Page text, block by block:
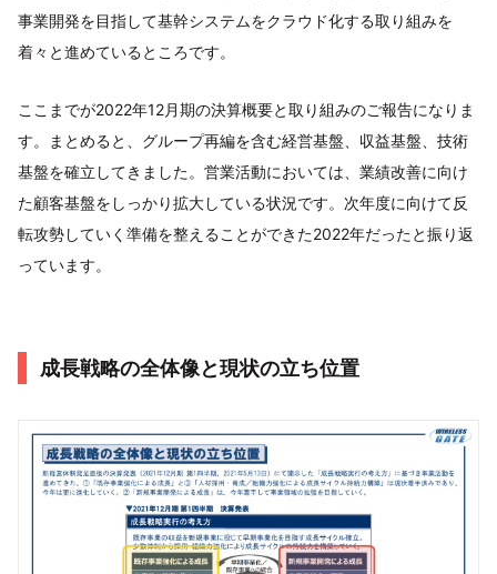
事業開発を目指して基幹システムをクラウド化する取り組みを
着々と進めているところです。
ここまでが2022年12月期の決算概要と取り組みのご報告になりま
す。まとめると、グループ再編を含む経営基盤、収益基盤、技術
基盤を確立してきました。営業活動においては、業績改善に向け
た顧客基盤をしっかり拡大している状況です。次年度に向けて反
転攻勢していく準備を整えることができた2022年だったと振り返
っています。
成長戦略の全体像と現状の立ち位置